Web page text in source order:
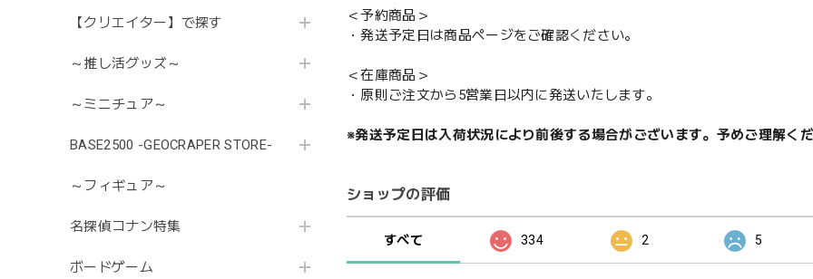
【クリエイター】で探す
～推し活グッズ～
～ミニチュア～
BASE2500 -GEOCRAPER STORE-
～フィギュア～
名探偵コナン特集
ボードゲーム
＜予約商品＞
・発送予定日は商品ページをご確認ください。
＜在庫商品＞
・原則ご注文から5営業日以内に発送いたします。
※発送予定日は入荷状況により前後する場合がございます。予めご理解く
ショップの評価
すべて 334 2 5